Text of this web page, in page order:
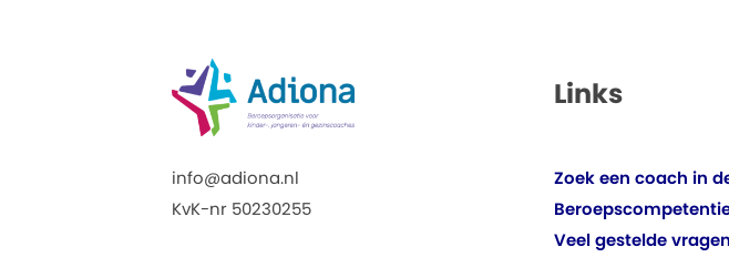
info@adiona.nl
KvK-nr 50230255
Links
Zoek een coach in
Veel gestelde vragen